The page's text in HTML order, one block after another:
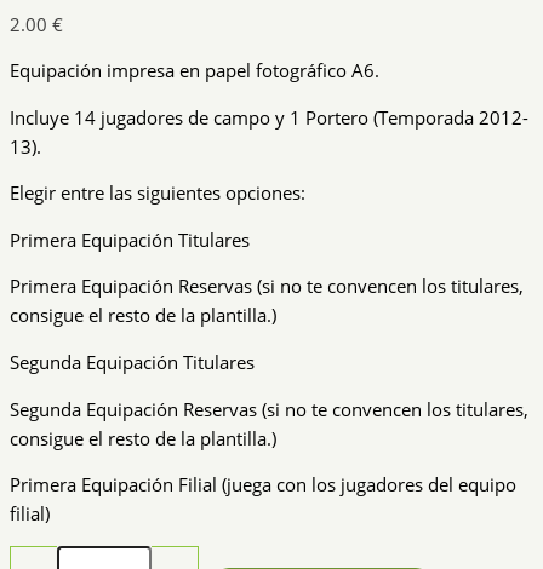
2.00 €
Equipación impresa en papel fotográfico A6.
Incluye 14 jugadores de campo y 1 Portero (Temporada 2012-
13).
Elegir entre las siguientes opciones:
Primera Equipación Titulares
Primera Equipación Reservas (si no te convencen los titulares,
consigue el resto de la plantilla.)
Segunda Equipación Titulares
Segunda Equipación Reservas (si no te convencen los titulares,
consigue el resto de la plantilla.)
Primera Equipación Filial (juega con los jugadores del equipo
filial)
Equipación